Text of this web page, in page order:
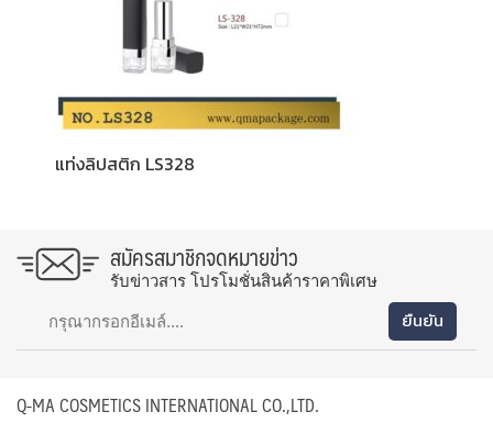
แท่งลิปสติก LS328
สมัครสมาชิกจดหมายข่าว
รับข่าวสาร โปรโมชั่นสินค้าราคาพิเศษ
Q-MA COSMETICS INTERNATIONAL CO.,LTD.